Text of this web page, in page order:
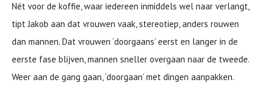
Nét voor de koffie, waar iedereen inmiddels wel naar verlangt,
tipt Jakob aan dat vrouwen vaak, stereotiep, anders rouwen
dan mannen. Dat vrouwen ‘doorgaans’ eerst en langer in de
eerste fase blijven, mannen sneller overgaan naar de tweede.
Weer aan de gang gaan, ‘doorgaan’ met dingen aanpakken.